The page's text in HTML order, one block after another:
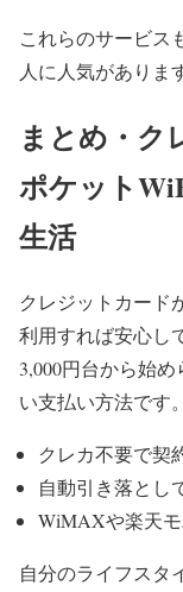
これらのサービス
人に人気がありま
まとめ・ク
ポケット
生活
クレジットカード
利用すれば安心し
3,000円台から始
い支払い方法です。
クレカ不要で契
自動引き落とし
WiMAXや楽天
自分のライフスタ